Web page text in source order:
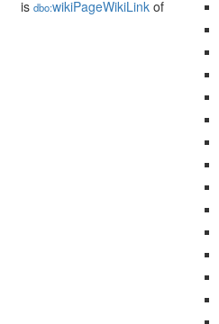
is dbo:wikiPageWikiLink of